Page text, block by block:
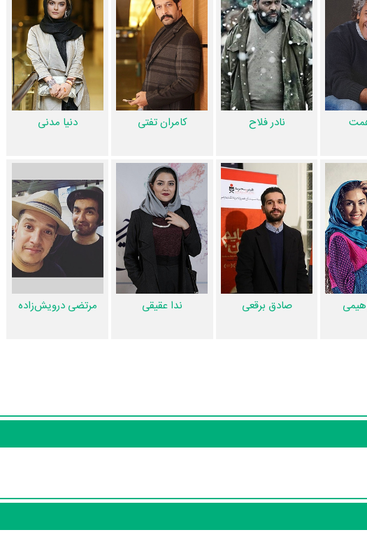
درویش‌زاده،علیرضا اولیاییومسعود شریفرا در این اثر تجربه کرده است. در میان
بازیگران زمین گرم نیز 91 همکاریِ اول رخ داده، به‌عبارت دیگر در این سریال میان هر یک از 15 بازیگر با یکدیگر یک رابطه همکاری شکل گرفته که 91 همکاری
علیرضا خمسه،اصغر همتو نادر فلاح،کامران تفتیودنیا مدنی،علیرضا آراوشیوا
عوامل تولید و بازیگران زمین گرم در اینستاگرام نیز فعال هستند و مجموع میزان فالوئرهای اینستاگرام 10 نفر از این هنرمندان به بیش از 1،610،832 نفر
بهتر است بدانید مدیر فیلمبرداری آنخسرو دادگرمرام
بوده است. اگر صدای زمین
سریال زمین گرم یعنیسعید احمدی آشنا می‌کنیم.مرتضی پورحیدریطراحی صحنه سریال
را انجام داده است.کامران خلجچهره‌پردازی یا طراحی گریم سریال زمین گرم را برعهده
دستیار اول کارگردان سریال زمین گرم، اشاره کرد. در مجموع بیش از 26 نفر در تولید سریال زمین گرم نقش
در بخش‌های ویدئو و تیزر سریال زمین گرم، حواشی سریال زمین گرم، دیالوگ برتر سریال زمین
است. قطعا ما و شما به این حد قانع نیستیم؛ باید به‌کمک علاقمندان فیلم، سریال
نادر فلاح کامران تفتی دنیا مدنی
صادق برقعی ندا عقیقی مرتضی درویش‌زاده